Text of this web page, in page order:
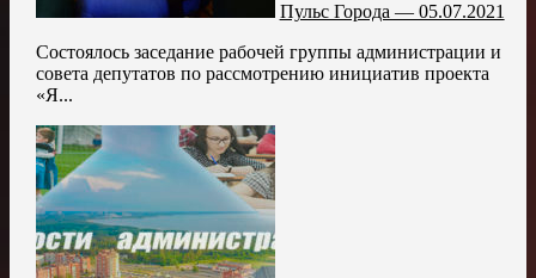
Пульс Города — 05.07.2021
Состоялось заседание рабочей группы администрации и
совета депутатов по рассмотрению инициатив проекта
«Я...